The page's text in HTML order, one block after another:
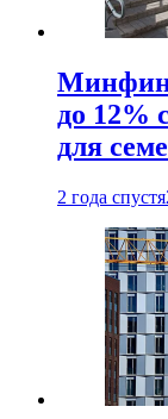
Минфин
до 12%
для
2 года спустя